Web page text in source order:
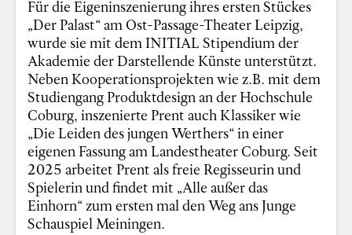
Für die Eigeninszenierung ihres ersten Stückes
„Der Palast“ am Ost-Passage-Theater Leipzig,
wurde sie mit dem INITIAL Stipendium der
Akademie der Darstellende Künste unterstützt.
Neben Kooperationsprojekten wie z.B. mit dem
Studiengang Produktdesign an der Hochschule
Coburg, inszenierte Prent auch Klassiker wie
„Die Leiden des jungen Werthers“ in einer
eigenen Fassung am Landestheater Coburg. Seit
2025 arbeitet Prent als freie Regisseurin und
Spielerin und findet mit „Alle außer das
Einhorn“ zum ersten mal den Weg ans Junge
Schauspiel Meiningen.